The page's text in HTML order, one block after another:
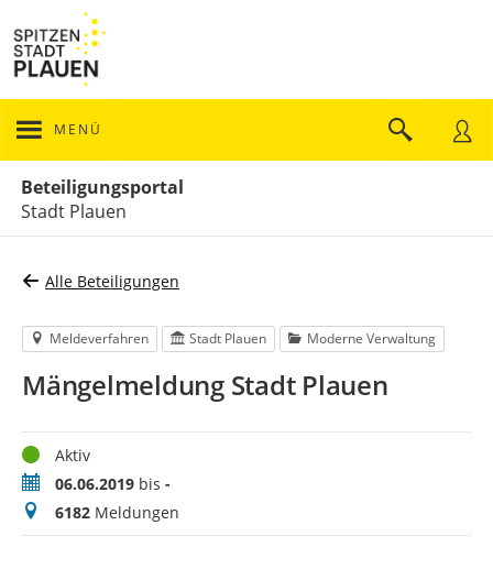
MENÜ
Beteiligungsportal
Stadt Plauen
Alle Beteiligungen
Meldeverfahren Stadt Plauen Moderne Verwaltung
Mängelmeldung Stadt Plauen
StatusAktiv
Zeitraum06.06.2019 bis -
Meldungen
6182 Meldungen